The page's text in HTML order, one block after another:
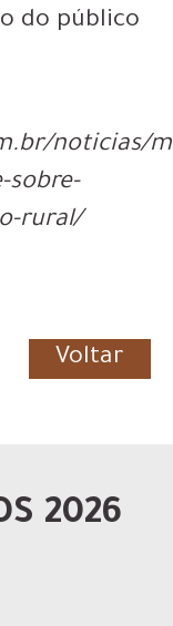
do público
noticias/
sobre-
rural/
Voltar
2026